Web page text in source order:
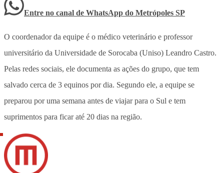
Entre no canal de WhatsApp do Metrópoles SP
O coordenador da equipe é o médico veterinário e professor
universitário da Universidade de Sorocaba (Uniso) Leandro Castro.
Pelas redes sociais, ele documenta as ações do grupo, que tem
salvado cerca de 3 equinos por dia. Segundo ele, a equipe se
preparou por uma semana antes de viajar para o Sul e tem
suprimentos para ficar até 20 dias na região.